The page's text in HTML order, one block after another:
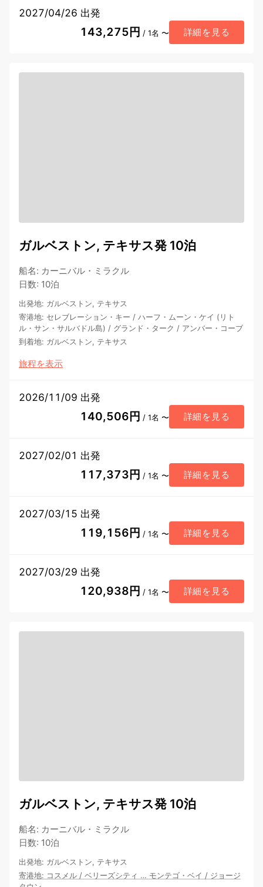
2027/04/26 出発
143,275円 / 1名 〜 詳細を見る
ガルベストン, テキサス発 10泊
船名: カーニバル・ミラクル
日数: 10泊
出発地: ガルベストン, テキサス
寄港地: セレブレーション・キー / ハーフ・ムーン・ケイ (リト
ル・サン・サルバドル島) / グランド・ターク / アンバー・コーブ
到着地: ガルベストン, テキサス
旅程を表示
2026/11/09 出発
140,506円 / 1名 〜 詳細を見る
2027/02/01 出発
117,373円 / 1名 〜 詳細を見る
2027/03/15 出発
119,156円 / 1名 〜 詳細を見る
2027/03/29 出発
120,938円 / 1名 〜 詳細を見る
ガルベストン, テキサス発 10泊
船名: カーニバル・ミラクル
日数: 10泊
出発地: ガルベストン, テキサス
寄港地: コスメル / ベリーズシティ … モンテゴ・ベイ / ジョージ